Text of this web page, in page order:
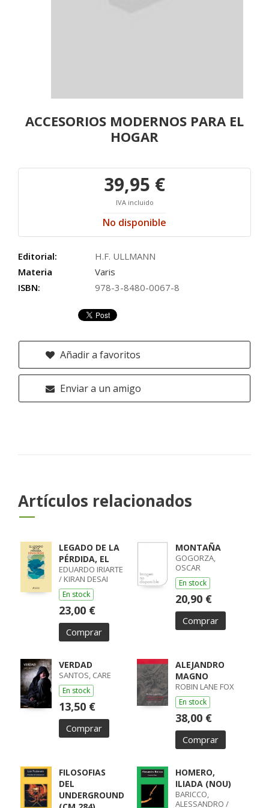
ACCESORIOS MODERNOS PARA EL
HOGAR
39,95 €
IVA incluido
No disponible
Editorial:
H.F. ULLMANN
Materia
Varis
ISBN:
978-3-8480-0067-8
Añadir a favoritos
Enviar a un amigo
Artículos relacionados
LEGADO DE LA
PÉRDIDA, EL
EDUARDO IRIARTE
/ KIRAN DESAI
En stock
23,00 €
Comprar
MONTAÑA
GOGORZA,
OSCAR
En stock
20,90 €
Comprar
VERDAD
SANTOS, CARE
En stock
13,50 €
Comprar
ALEJANDRO
MAGNO
ROBIN LANE FOX
En stock
38,00 €
Comprar
FILOSOFIAS
DEL
UNDERGROUND
HOMERO,
ILIADA (NOU)
BARICCO,
ALESSANDRO /